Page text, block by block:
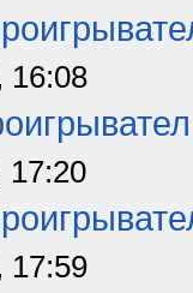
16:08
17:20
17:59